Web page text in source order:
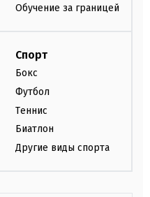
Обучение за границей
Спорт
Бокс
Футбол
Теннис
Биатлон
Другие виды спорта